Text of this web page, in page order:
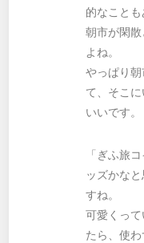
的なこと
朝市が閑
よね。
やっぱり
て、そこ
いいです。
「ぎふ旅
ッズかな
すね。
可愛くっ
たら、使